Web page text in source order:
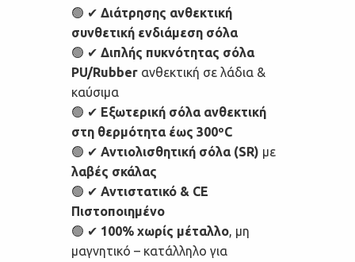
🟢 ✔ Διάτρησης ανθεκτική
συνθετική ενδιάμεση σόλα
🟢 ✔ Διπλής πυκνότητας σόλα
PU/Rubber ανθεκτική σε λάδια &
καύσιμα
🟢 ✔ Εξωτερική σόλα ανθεκτική
στη θερμότητα έως 300ºC
🟢 ✔ Αντιολισθητική σόλα (SR) με
λαβές σκάλας
🟢 ✔ Αντιστατικό & CE
Πιστοποιημένο
🟢 ✔ 100% χωρίς μέταλλο, μη
μαγνητικό – κατάλληλο για